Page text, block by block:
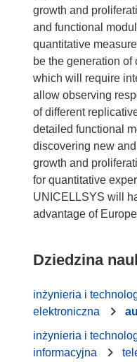
growth and
and functional
quantitative
be the generation
which will require
allow observing
of different
detailed functional
discovering new
growth and
for quantitative
UNICELLSYS will
Dziedzina
inżynieria i
elektroniczna
inżynieria i
informacyjna